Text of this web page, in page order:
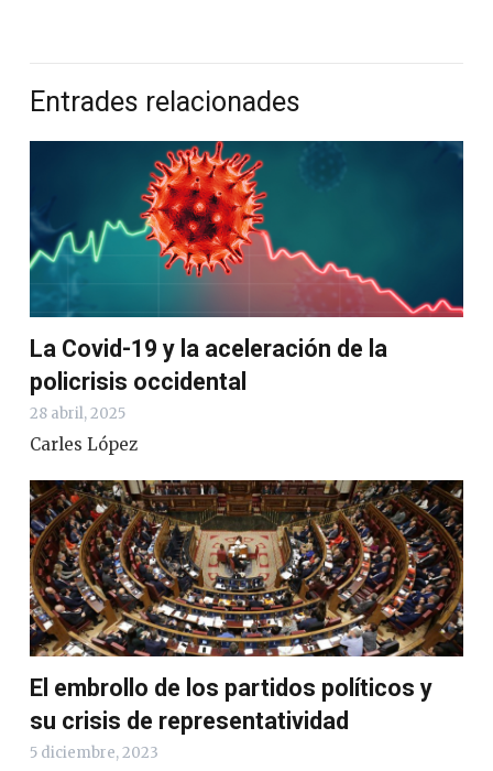
Entrades relacionades
La Covid-19 y la aceleración de la
policrisis occidental
28 abril, 2025
Carles López
El embrollo de los partidos políticos y
su crisis de representatividad
5 diciembre, 2023